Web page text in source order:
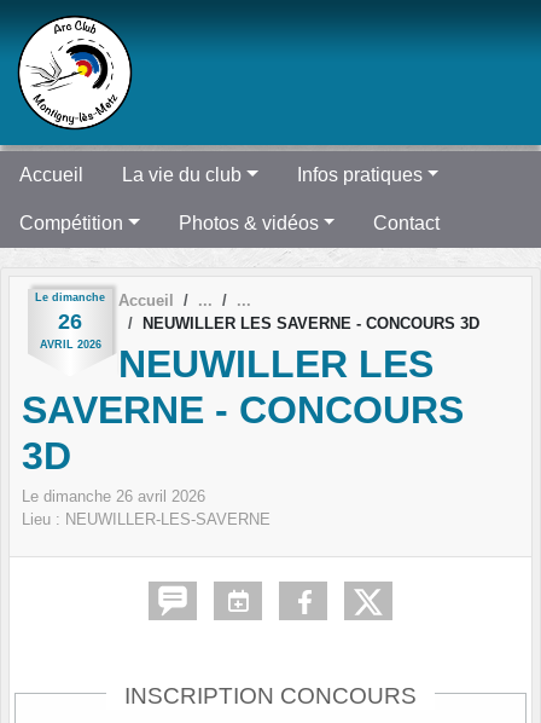
Accueil La vie du club Infos pratiques
Compétition Photos & vidéos Contact
Le dimanche
26
AVRIL 2026
Accueil
NEUWILLER LES SAVERNE - CONCOURS 3D
NEUWILLER LES
SAVERNE - CONCOURS
3D
Le dimanche 26 avril 2026
Lieu : NEUWILLER-LES-SAVERNE
INSCRIPTION CONCOURS
Panneau de gestion des cookies